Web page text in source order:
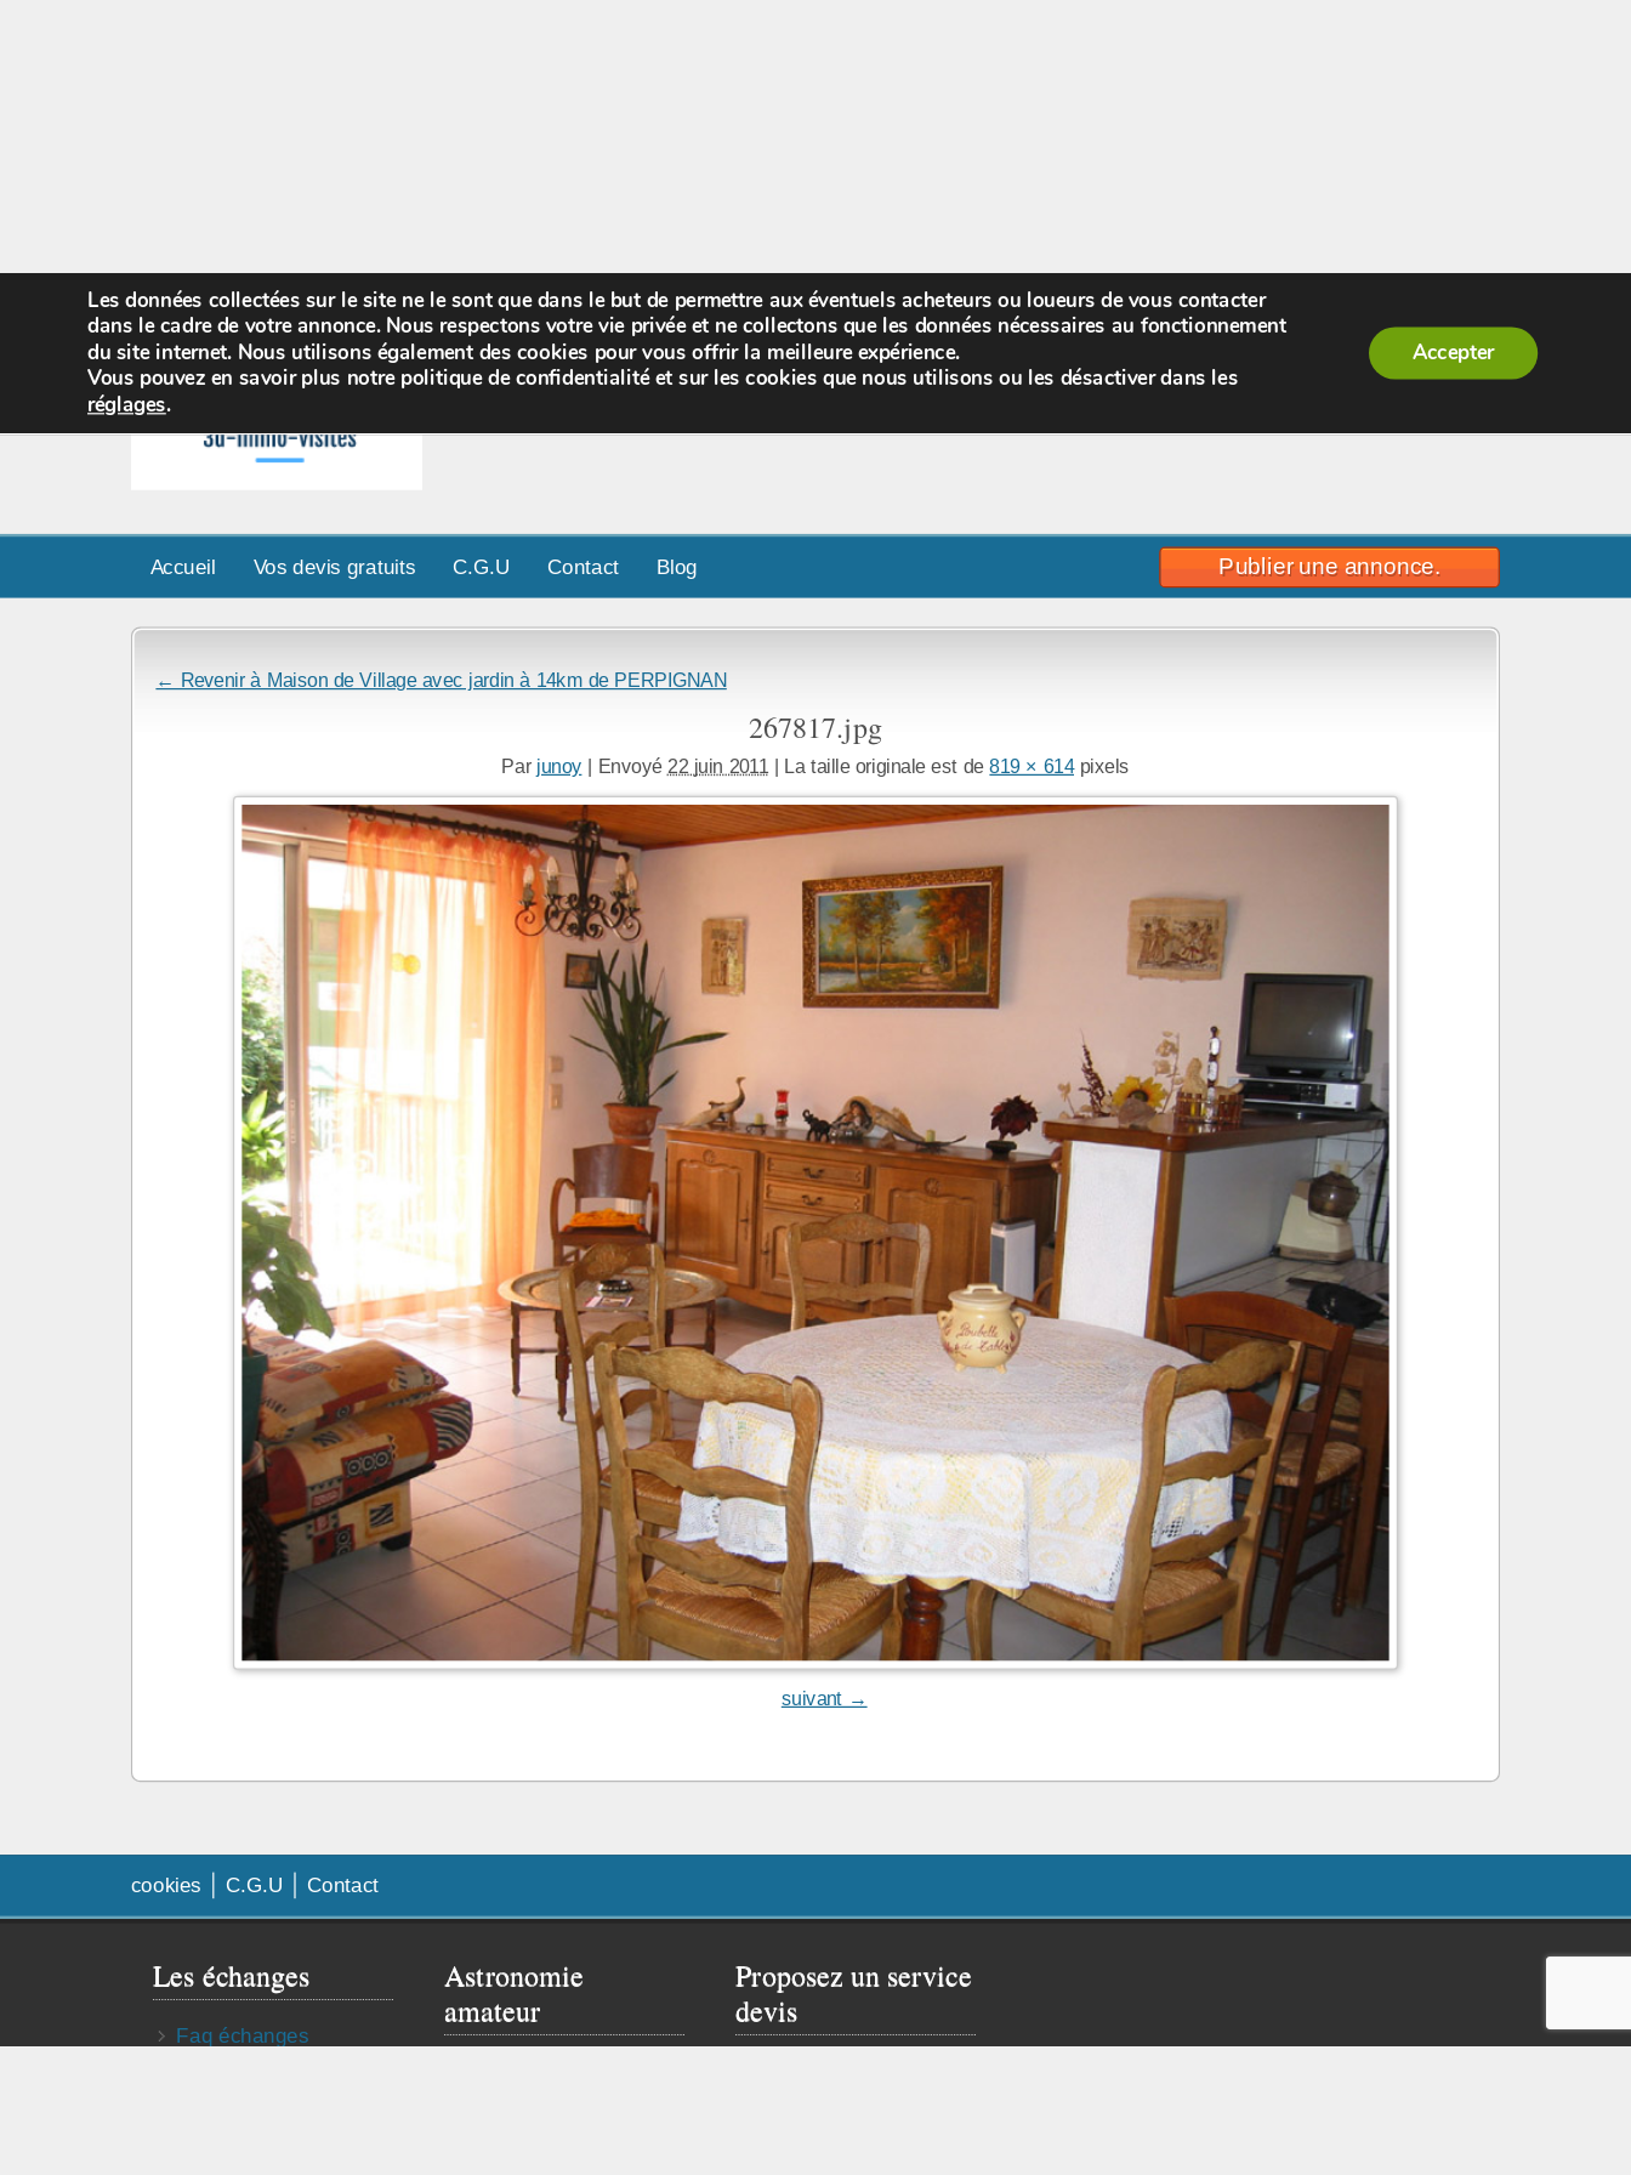
Bienvenue,visiteur ![S'enregistrer
Publier une annonce.
Accueil Vos devis gratuits C.G.U Contact Blog
← Revenir à Maison de Village avec jardin à 14km de PERPIGNAN
267817.jpg
Par junoy | Envoyé 22 juin 2011 | La taille originale est de819 × 614pixels
suivant →
cookies C.G.U Contact
Les échanges
Faq échanges
Astronomie
amateur
Proposez un service
devis
Les données collectées sur le site ne le sont que dans le but de permettre aux éventuels acheteurs ou loueurs de vous contacter
dans le cadre de votre annonce. Nous respectons votre vie privée et ne collectons que les données nécessaires au fonctionnement
du site internet. Nous utilisons également des cookies pour vous offrir la meilleure expérience.
Vous pouvez en savoir plus notre politique de confidentialité et sur les cookies que nous utilisons ou les désactiver dans les
réglages.
Accepter